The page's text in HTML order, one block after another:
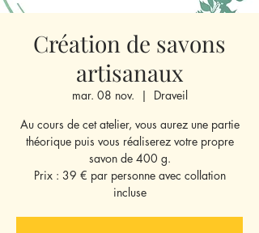
Création de savons
artisanaux
mar. 08 nov.
  |
Draveil
Au cours de cet atelier, vous aurez une partie
théorique puis vous réaliserez votre propre
savon de 400 g.
Prix : 39 € par personne avec collation
incluse